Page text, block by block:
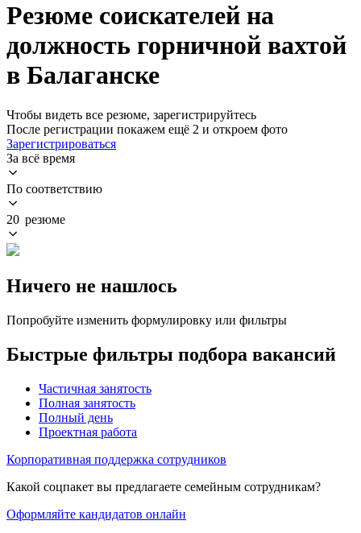
Резюме соискателей на
должность горничной вахтой
в Балаганске
Чтобы видеть все резюме, зарегистрируйтесь
После регистрации покажем ещё 2 и откроем фото
Зарегистрироваться
За всё время
По соответствию
20 резюме
Ничего не нашлось
Попробуйте изменить формулировку или фильтры
Быстрые фильтры подбора вакансий
Частичная занятость
Полная занятость
Полный день
Проектная работа
Корпоративная поддержка сотрудников
Какой соцпакет вы предлагаете семейным сотрудникам?
Оформляйте кандидатов онлайн